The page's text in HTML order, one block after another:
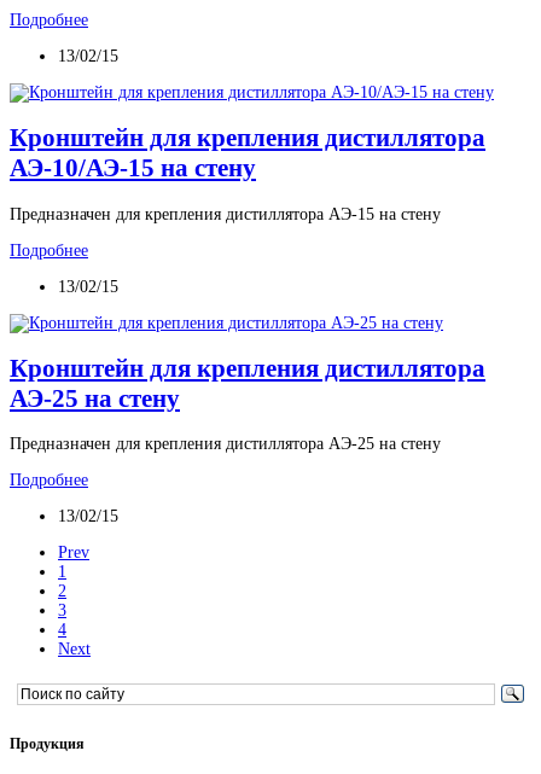
Подробнее
13/02/15
Кронштейн для крепления дистиллятора
АЭ-10/АЭ-15 на стену
Предназначен для крепления дистиллятора АЭ-15 на стену
Подробнее
13/02/15
Кронштейн для крепления дистиллятора
АЭ-25 на стену
Предназначен для крепления дистиллятора АЭ-25 на стену
Подробнее
13/02/15
Prev
1
2
3
4
Next
Продукция